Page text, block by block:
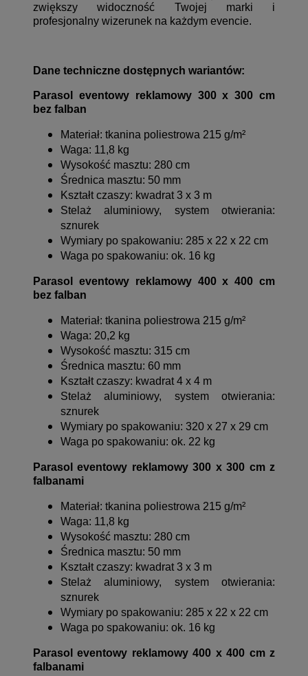
zwiększy widoczność Twojej marki i
profesjonalny wizerunek na każdym evencie.
Dane techniczne dostępnych wariantów:
Parasol eventowy reklamowy 300 x 300 cm
bez falban
Materiał: tkanina poliestrowa 215 g/m²
Waga: 11,8 kg
Wysokość masztu: 280 cm
Średnica masztu: 50 mm
Kształt czaszy: kwadrat 3 x 3 m
Stelaż aluminiowy, system otwierania:
sznurek
Wymiary po spakowaniu: 285 x 22 x 22 cm
Waga po spakowaniu: ok. 16 kg
Parasol eventowy reklamowy 400 x 400 cm
bez falban
Materiał: tkanina poliestrowa 215 g/m²
Waga: 20,2 kg
Wysokość masztu: 315 cm
Średnica masztu: 60 mm
Kształt czaszy: kwadrat 4 x 4 m
Stelaż aluminiowy, system otwierania:
sznurek
Wymiary po spakowaniu: 320 x 27 x 29 cm
Waga po spakowaniu: ok. 22 kg
Parasol eventowy reklamowy 300 x 300 cm z
falbanami
Materiał: tkanina poliestrowa 215 g/m²
Waga: 11,8 kg
Wysokość masztu: 280 cm
Średnica masztu: 50 mm
Kształt czaszy: kwadrat 3 x 3 m
Stelaż aluminiowy, system otwierania:
sznurek
Wymiary po spakowaniu: 285 x 22 x 22 cm
Waga po spakowaniu: ok. 16 kg
Parasol eventowy reklamowy 400 x 400 cm z
falbanami